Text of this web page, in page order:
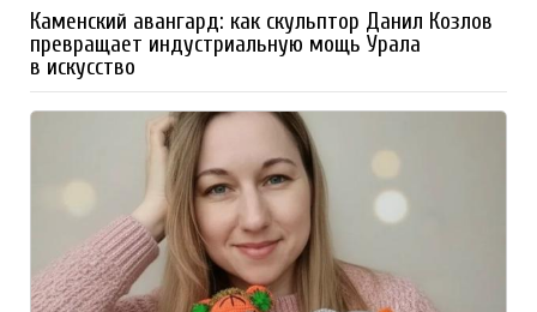
Каменский авангард: как скульптор Данил Козлов
превращает индустриальную мощь Урала
в искусство